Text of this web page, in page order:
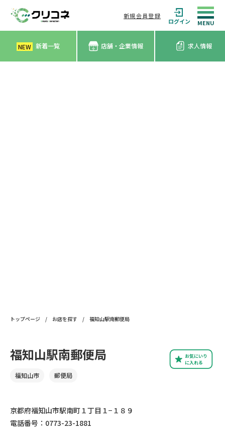
新規会員登録
ログイン
NEW 新着一覧 店舗・企業情報 求人情報
トップページ / お店を探す / 福知山駅南郵便局
お気にいり
に入れる
福知山駅南郵便局
福知山市 郵便局
京都府福知山市駅南町１丁目１−１８９
電話番号：0773-23-1881